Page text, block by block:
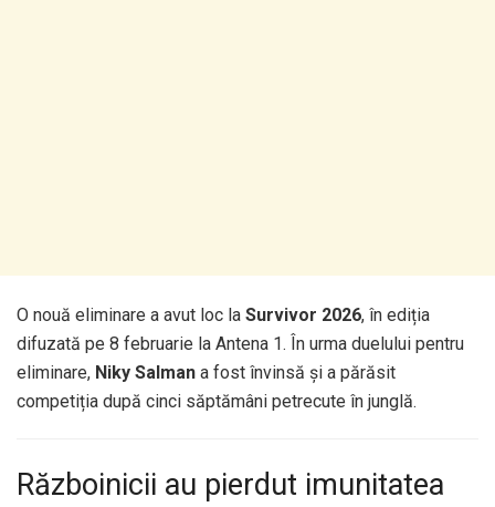
O nouă eliminare a avut loc la Survivor 2026, în ediția
difuzată pe 8 februarie la Antena 1. În urma duelului pentru
eliminare, Niky Salman a fost învinsă și a părăsit
competiția după cinci săptămâni petrecute în junglă.
Războinicii au pierdut imunitatea